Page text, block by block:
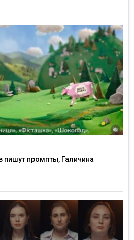
пишут промпты, Галичина